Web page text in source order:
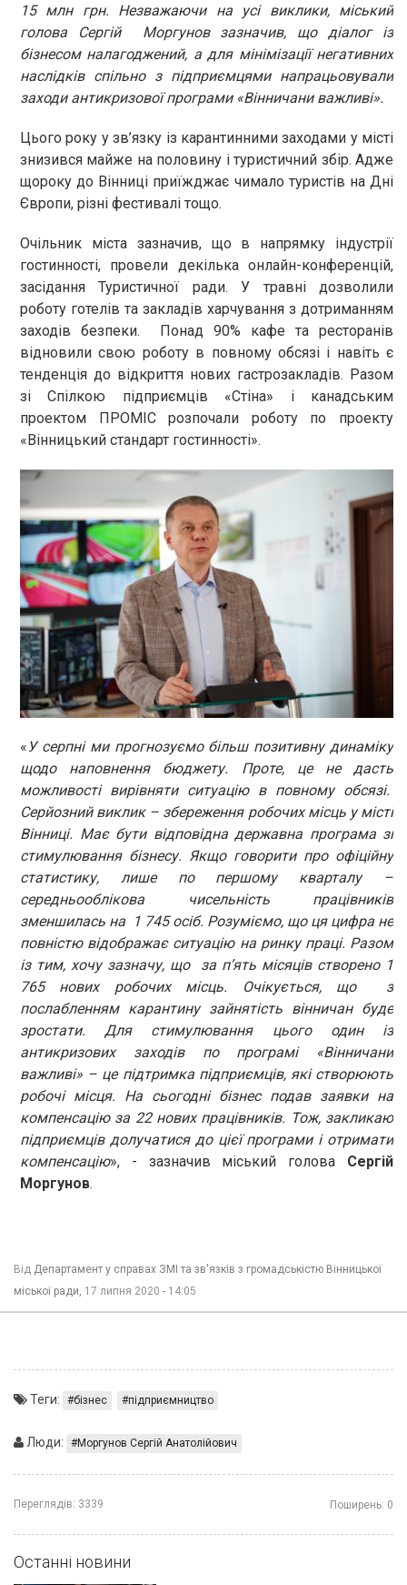
15 млн грн. Незважаючи на усі виклики, міський
голова Сергій Моргунов зазначив, що діалог із
бізнесом налагоджений, а для мінімізації негативних
наслідків спільно з підприємцями напрацьовували
заходи антикризової програми «Вінничани важливі».
Цього року у зв’язку із карантинними заходами у місті
знизився майже на половину і туристичний збір. Адже
щороку до Вінниці приїжджає чимало туристів на Дні
Європи, різні фестивалі тощо.
Очільник міста зазначив, що в напрямку індустрії
гостинності, провели декілька онлайн-конференцій,
засідання Туристичної ради. У травні дозволили
роботу готелів та закладів харчування з дотриманням
заходів безпеки. Понад 90% кафе та ресторанів
відновили свою роботу в повному обсязі і навіть є
тенденція до відкриття нових гастрозакладів. Разом
зі Спілкою підприємців «Стіна» і канадським
проектом ПРОМІС розпочали роботу по проекту
«Вінницький стандарт гостинності».
« У серпні ми прогнозуємо більш позитивну динаміку
щодо наповнення бюджету. Проте, це не дасть
можливості вирівняти ситуацію в повному обсязі.
Серйозний виклик – збереження робочих місць у місті
Вінниці. Має бути відповідна державна програма зі
стимулювання бізнесу. Якщо говорити про офіційну
статистику, лише по першому кварталу –
середньооблікова чисельність працівників
зменшилась на 1 745 осіб. Розуміємо, що ця цифра не
повністю відображає ситуацію на ринку праці. Разом
із тим, хочу зазначу, що за п’ять місяців створено 1
765 нових робочих місць. Очікується, що з
послабленням карантину зайнятість вінничан буде
зростати. Для стимулювання цього один із
антикризових заходів по програмі «Вінничани
важливі» – це підтримка підприємців, які створюють
робочі місця. На сьогодні бізнес подав заявки на
компенсацію за 22 нових працівників. Тож, закликаю
підприємців долучатися до цієї програми і отримати
компенсацію», - зазначив міський голова Сергій
Моргунов.
Від Департамент у справах ЗМІ та зв'язків з громадськістю Вінницької
міської ради, 17 липня 2020 - 14:05
Теги: бізнес підприємництво
Люди: Моргунов Сергій Анатолійович
Переглядів: 3339 Поширень: 0
Останні новини